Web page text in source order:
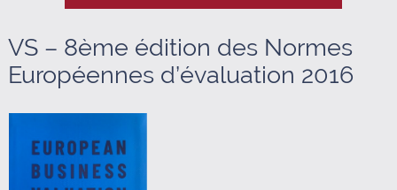
Le Cercle n°43 - décembre 2011 (340 Ko)
Le Cercle n°42 - septembre 2011 (510 Ko)
Le Cercle n°40 - avril 2011 (280 Ko)
VS – 8ème édition des Normes
Européennes d’évaluation 2016